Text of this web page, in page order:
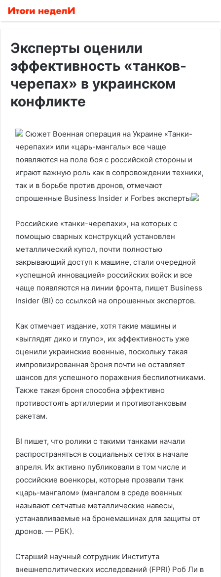
Эксперты оценили
эффективность «танков-
черепах» в украинском
конфликте
Сюжет Военная операция на Украине «Танки-
черепахи» или «царь-мангалы» все чаще
появляются на поле боя с российской стороны и
играют важную роль как в сопровождении техники,
так и в борьбе против дронов, отмечают
опрошенные Business Insider и Forbes эксперты
Российские «танки-черепахи», на которых с
помощью сварных конструкций установлен
металлический купол, почти полностью
закрывающий доступ к машине, стали очередной
«успешной инновацией» российских войск и все
чаще появляются на линии фронта, пишет Business
Insider (BI) со ссылкой на опрошенных экспертов.
Как отмечает издание, хотя такие машины и
«выглядят дико и глупо», их эффективность уже
оценили украинские военные, поскольку такая
импровизированная броня почти не оставляет
шансов для успешного поражения беспилотниками.
Также такая броня способна эффективно
противостоять артиллерии и противотанковым
ракетам.
BI пишет, что ролики с такими танками начали
распространяться в социальных сетях в начале
апреля. Их активно публиковали в том числе и
российские военкоры, которые прозвали танк
«царь-мангалом» (мангалом в среде военных
называют сетчатые металлические навесы,
устанавливаемые на бронемашинах для защиты от
дронов. — РБК).
Старший научный сотрудник Института
внешнеполитических исследований (FPRI) Роб Ли в